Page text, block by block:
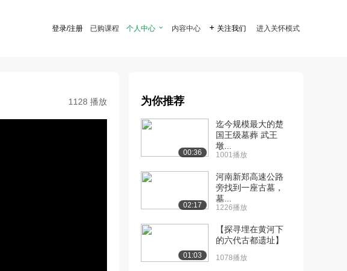
登录/注册 已购课程 个人中心  内容中心  关注我们 进入关怀模式
1128 播放 为你推荐
00:36
迄今规模最大的楚
国王级墓葬 武王
墩...
1001播放
02:17
河南新郑高速公路
旁找到一座古墓，
墓...
1226播放
01:03
【探寻埋在黄河下
的六代古都遗址】
1078播放